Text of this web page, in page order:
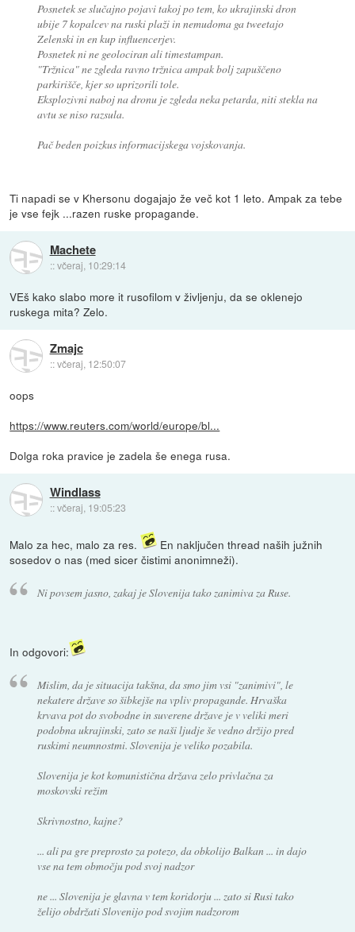
Posnetek se slučajno pojavi takoj po tem, ko ukrajinski dron
ubije 7 kopalcev na ruski plaži in nemudoma ga tweetajo
Zelenski in en kup influencerjev.
Posnetek ni ne geolociran ali timestampan.
"Tržnica" ne zgleda ravno tržnica ampak bolj zapuščeno
parkirišče, kjer so uprizorili tole.
Eksplozivni naboj na dronu je zgleda neka petarda, niti stekla na
avtu se niso razsula.
Pač beden poizkus informacijskega vojskovanja.
Ti napadi se v Khersonu dogajajo že več kot 1 leto. Ampak za tebe
je vse fejk ...razen ruske propagande.
Machete
::včeraj, 10:29:14
VEš kako slabo more it rusofilom v življenju, da se oklenejo
ruskega mita? Zelo.
Zmajc
::včeraj, 12:50:07
oops
https://www.reuters.com/world/europe/bl...
Dolga roka pravice je zadela še enega rusa.
Windlass
::včeraj, 19:05:23
Malo za hec, malo za res.
En naključen thread naših južnih
sosedov o nas (med sicer čistimi anonimneži).
Ni povsem jasno, zakaj je Slovenija tako zanimiva za Ruse.
In odgovori:
Mislim, da je situacija takšna, da smo jim vsi "zanimivi", le
nekatere države so šibkejše na vpliv propagande. Hrvaška
krvava pot do svobodne in suverene države je v veliki meri
podobna ukrajinski, zato se naši ljudje še vedno držijo pred
ruskimi neumnostmi. Slovenija je veliko pozabila.
Slovenija je kot komunistična država zelo privlačna za
moskovski režim
Skrivnostno, kajne?
... ali pa gre preprosto za potezo, da obkolijo Balkan ... in dajo
vse na tem območju pod svoj nadzor
ne ... Slovenija je glavna v tem koridorju ... zato si Rusi tako
želijo obdržati Slovenijo pod svojim nadzorom